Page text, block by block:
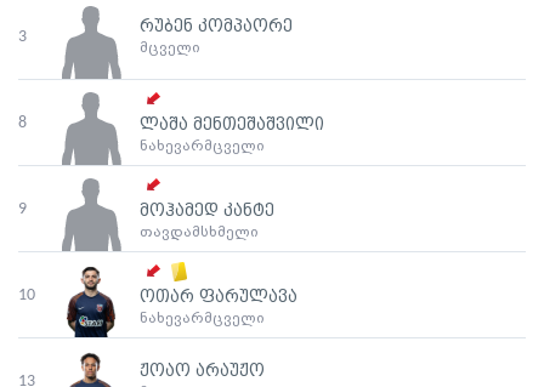
3
რუბენ კომპაორე
მცველი
8 ლაშა მენთეშაშვილი
ნახევარმცველი
9 მოჰამედ კანტე
თავდამსხმელი
10 ოთარ ფარულავა
ნახევარმცველი
13
ჟოაო არაუჟო